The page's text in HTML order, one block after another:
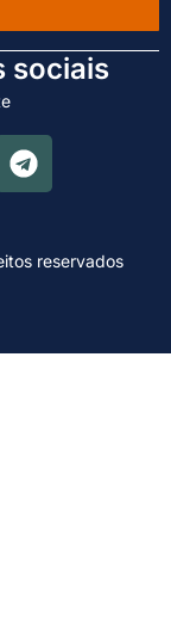
sociais
reservados